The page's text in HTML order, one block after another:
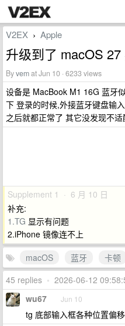
V2EX › Apple
升级到了 macOS
Byvemat Jun 10 · 6233 views
设备是 MacBook M1 16G 蓝牙
下 登录的时候,外接蓝牙键盘输
之后就都正常了 其它没发现不
Supplement 1 · 6 月 10 日
补充:
1.TG 显示有问题
2.iPhone 镜像连不上
macOS
蓝牙
卡顿
45 replies • 2026-06-12
wu67 Jun 10
tg 底部输入框各种位置偏移